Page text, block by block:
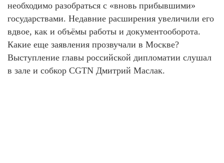
необходимо разобраться с «вновь прибывшими»
государствами. Недавние расширения увеличили его
вдвое, как и объёмы работы и документооборота.
Какие еще заявления прозвучали в Москве?
Выступление главы российской дипломатии слушал
в зале и собкор CGTN Дмитрий Маслак.